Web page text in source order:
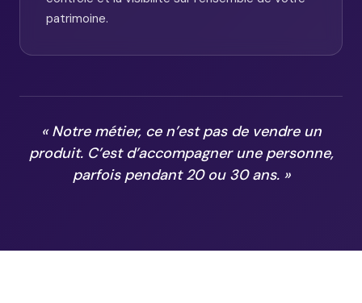
patrimoine.
« Notre métier, ce n’est pas de vendre un
produit. C’est d’accompagner une personne,
parfois pendant 20 ou 30 ans. »